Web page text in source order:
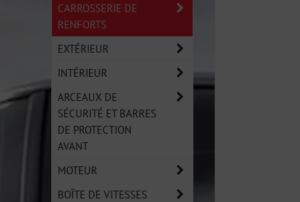
CARROSSERIE DE
RENFORTS
EXTÉRIEUR
INTÉRIEUR
ARCEAUX DE
SÉCURITÉ ET BARRES
DE PROTECTION
AVANT
MOTEUR
BOÎTE DE VITESSES